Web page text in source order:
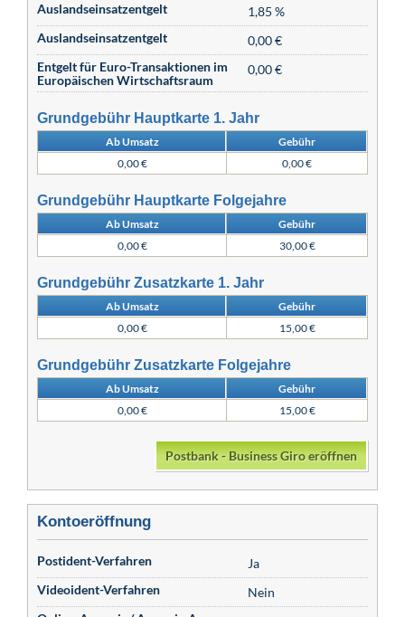
Auslandseinsatzentgelt
1,85 %
Auslandseinsatzentgelt
0,00 €
Entgelt für Euro-Transaktionen im
Europäischen Wirtschaftsraum
0,00 €
Grundgebühr Hauptkarte 1. Jahr
Ab Umsatz
Gebühr
0,00 €
0,00 €
Grundgebühr Hauptkarte Folgejahre
Ab Umsatz
Gebühr
0,00 €
30,00 €
Grundgebühr Zusatzkarte 1. Jahr
Ab Umsatz
Gebühr
0,00 €
15,00 €
Grundgebühr Zusatzkarte Folgejahre
Ab Umsatz
Gebühr
0,00 €
15,00 €
Postbank - Business Giro eröffnen
Kontoeröffnung
Postident-Verfahren
Ja
Videoident-Verfahren
Nein